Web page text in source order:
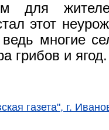
для
этот
ведь многие
грибов и ягод.
газета", г.